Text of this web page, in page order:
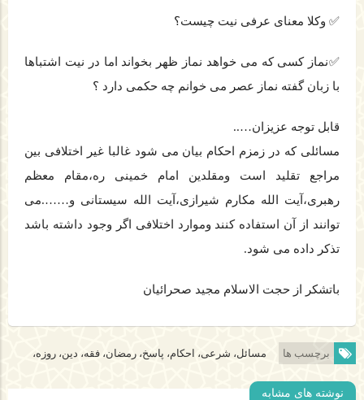
✅ وکلا معنای عرفی نیت چیست؟
✅نماز کسی که می خواهد نماز ظهر بخواند اما در نیت اشتباها
با زبان گفته نماز عصر می خوانم چه حکمی دارد ؟
قابل توجه عزیزان…..
مسائلی که در زمزم احکام بیان می شود غالبا غیر اختلافی بین
مراجع تقلید است ومقلدین امام خمینی ره،مقام معظم
رهبری،آیت الله مکارم شیرازی،آیت الله سیستانی و…….می
توانند از آن استفاده کنند وموارد اختلافی اگر وجود داشته باشد
تذکر داده می شود.
باتشکر از حجت الاسلام مجید صحرائیان
برچسب ها مسائل، شرعی، احکام، پاسخ، رمضان، فقه، دین، روزه،
نوشته های مشابه